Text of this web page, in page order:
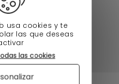
usa cookies y te
las que deseas
las cookies